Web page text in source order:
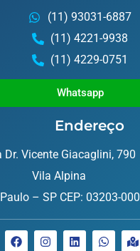
(11) 93031-6887
(11) 4221-9938
(11) 4229-0751
Whatsapp
Endereço
Dr. Vicente Giacaglini, 790
Vila Alpina
– SP CEP: 03203-000